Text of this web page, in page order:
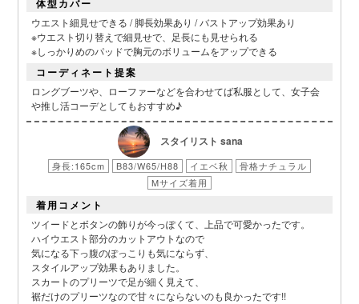
体型カバー
ウエスト細見せできる / 脚長効果あり / バストアップ効果あり
※ウエスト切り替えで細見せで、足長にも見せられる
※しっかりめのパッドで胸元のボリュームをアップできる
コーディネート提案
ロングブーツや、ローファーなどを合わせてば私服として、女子会
や推し活コーデとしてもおすすめ♪
スタイリスト sana
身長:165cm B83/W65/H88 イエベ秋
骨格ナチュラル
Mサイズ着用
着用コメント
ツイードとボタンの飾りが今っぽくて、上品で可愛かったです。
ハイウエスト部分のカットアウトなので
気になる下っ腹のぽっこりも気にならず、
スタイルアップ効果もありました。
スカートのプリーツで足が細く見えて、
裾だけのプリーツなので甘々にならないのも良かったです!!